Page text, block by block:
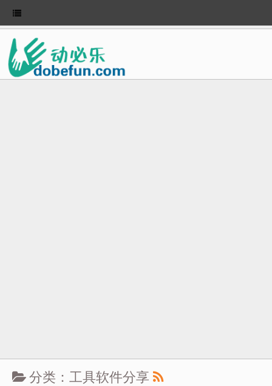
分类：工具软件分享